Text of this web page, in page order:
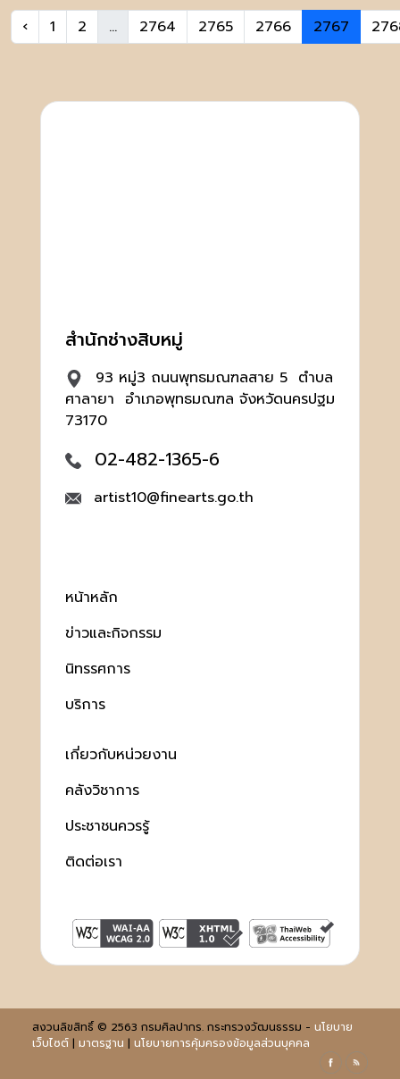
‹ 1 2 ... 2764 2765 2766 2767
สำนักช่างสิบหมู่
93 หมู่3 ถนนพุทธมณฑลสาย 5 ตำบล
ศาลายา อำเภอพุทธมณฑล จังหวัดนครปฐม
73170
02-482-1365-6
artist10@finearts.go.th
หน้าหลัก
ข่าวและกิจกรรม
นิทรรศการ
บริการ
เกี่ยวกับหน่วยงาน
คลังวิชาการ
ประชาชนควรรู้
ติดต่อเรา
สงวนลิขสิทธิ์ © 2563 กรมศิลปากร. กระทรวงวัฒนธรรม - นโยบาย
เว็บไซต์| มาตรฐาน | นโยบายการคุ้มครองข้อมูลส่วนบุคคล